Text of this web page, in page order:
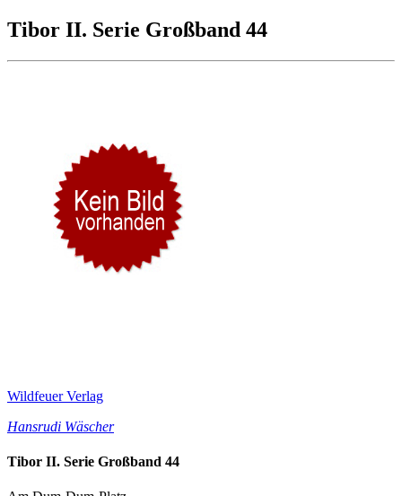
Tibor II. Serie Großband 44
Wildfeuer Verlag
Hansrudi Wäscher
Tibor II. Serie Großband 44